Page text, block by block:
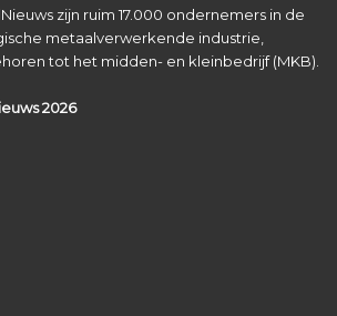
zijn ruim 17.000 ondernemers in de
metaalverwerkende industrie,
tot het midden- en kleinbedrijf (MKB).
2026